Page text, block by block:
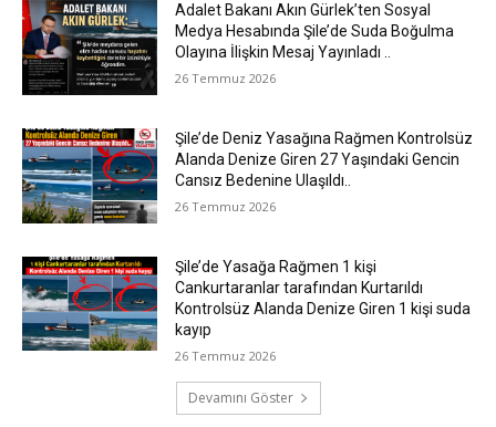
Adalet Bakanı Akın Gürlek’ten Sosyal
Medya Hesabında Şile’de Suda Boğulma
Olayına İlişkin Mesaj Yayınladı ..
26 Temmuz 2026
Şile’de Deniz Yasağına Rağmen Kontrolsüz
Alanda Denize Giren 27 Yaşındaki Gencin
Cansız Bedenine Ulaşıldı..
26 Temmuz 2026
Şile’de Yasağa Rağmen 1 kişi
Cankurtaranlar tarafından Kurtarıldı
Kontrolsüz Alanda Denize Giren 1 kişi suda
kayıp
26 Temmuz 2026
Devamını Göster